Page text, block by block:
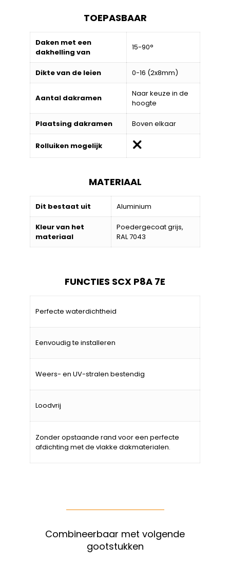
TOEPASBAAR
Daken met een
dakhelling van
15-90°
Dikte van de leien 0-16 (2x8mm)
Aantal dakramen
Naar keuze in de
hoogte
Plaatsing dakramen Boven elkaar
Rolluiken mogelijk
MATERIAAL
Dit bestaat uit Aluminium
Kleur van het
materiaal
Poedergecoat grijs,
RAL 7043
FUNCTIES SCX P8A 7E
Perfecte waterdichtheid
Eenvoudig te installeren
Weers- en UV-stralen bestendig
Loodvrij
Zonder opstaande rand voor een perfecte
afdichting met de vlakke dakmaterialen.
Combineerbaar met volgende
gootstukken